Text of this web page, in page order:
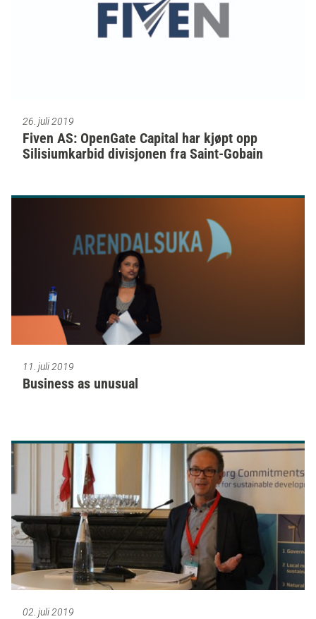
26. juli 2019
Fiven AS: OpenGate Capital har kjøpt opp
Silisiumkarbid divisjonen fra Saint-Gobain
11. juli 2019
Business as unusual
02. juli 2019